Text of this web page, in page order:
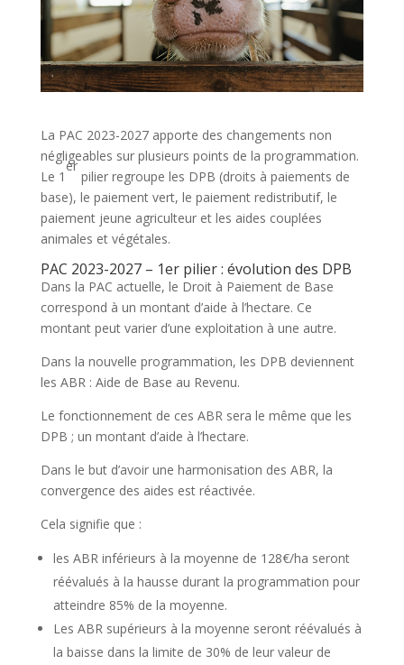
La PAC 2023-2027 apporte des changements non
négligeables sur plusieurs points de la programmation.
Le 1
er
pilier regroupe les DPB (droits à paiements de
base), le paiement vert, le paiement redistributif, le
paiement jeune agriculteur et les aides couplées
animales et végétales.
PAC 2023-2027 – 1er pilier : évolution des DPB
Dans la PAC actuelle, le Droit à Paiement de Base
correspond à un montant d’aide à l’hectare. Ce
montant peut varier d’une exploitation à une autre.
Dans la nouvelle programmation, les DPB deviennent
les ABR : Aide de Base au Revenu.
Le fonctionnement de ces ABR sera le même que les
DPB ; un montant d’aide à l’hectare.
Dans le but d’avoir une harmonisation des ABR, la
convergence des aides est réactivée.
Cela signifie que :
les ABR inférieurs à la moyenne de 128€/ha seront
réévalués à la hausse durant la programmation pour
atteindre 85% de la moyenne.
Les ABR supérieurs à la moyenne seront réévalués à
la baisse dans la limite de 30% de leur valeur de